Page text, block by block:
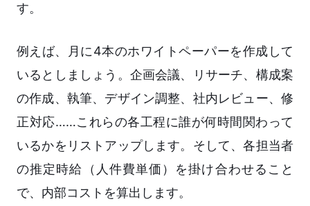
す。
例えば、月に4本のホワイトペーパーを作成して
いるとしましょう。企画会議、リサーチ、構成案
の作成、執筆、デザイン調整、社内レビュー、修
正対応……これらの各工程に誰が何時間関わって
いるかをリストアップします。そして、各担当者
の推定時給（人件費単価）を掛け合わせること
で、内部コストを算出します。